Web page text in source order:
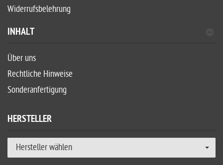
Widerrufsbelehrung
INHALT
Über uns
Rechtliche Hinweise
Sonderanfertigung
HERSTELLER
Hersteller wählen